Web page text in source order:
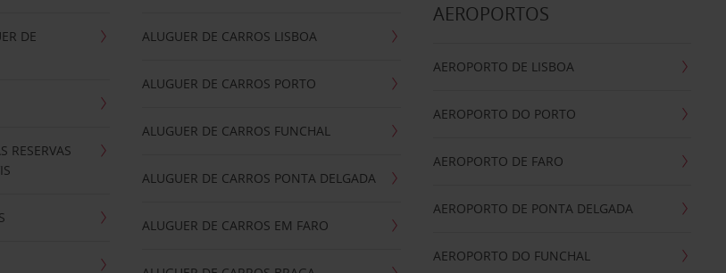
DE
RESERVAS
ALUGUER DE CARROS LISBOA
ALUGUER DE CARROS PORTO
ALUGUER DE CARROS FUNCHAL
ALUGUER DE CARROS PONTA DELGADA
ALUGUER DE CARROS EM FARO
AEROPORTOS
AEROPORTO DE LISBOA
AEROPORTO DO PORTO
AEROPORTO DE FARO
AEROPORTO DE PONTA DELGADA
AEROPORTO DO FUNCHAL